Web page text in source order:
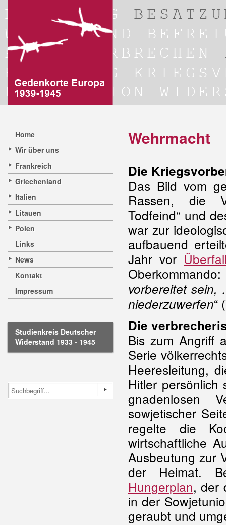
Home
Wir über uns
Frankreich
Griechenland
Italien
Litauen
Polen
Links
News
Kontakt
Impressum
Studienkreis Deutscher
Widerstand 1933 - 1945
Wehrmacht
Die
Das Bild vom
Rassen, die
Todfeind“ und
war zur
aufbauend
Jahr vor
vorbereitet sein,
niederzuwerfen“
Die
Bis zum Angriff
Serie
Heeresleitung,
Hitler
gnadenlosen
sowjetischer
regelte die
wirtschaftliche
Ausbeutung zur
der Heimat.
Hungerplan, der
in der
geraubt und